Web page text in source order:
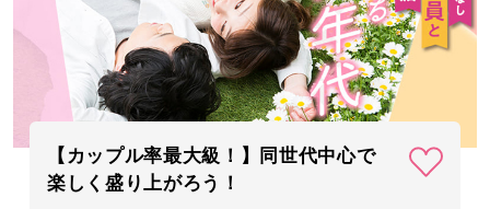
【カップル率最大級！】同世代中心で
楽しく盛り上がろう！